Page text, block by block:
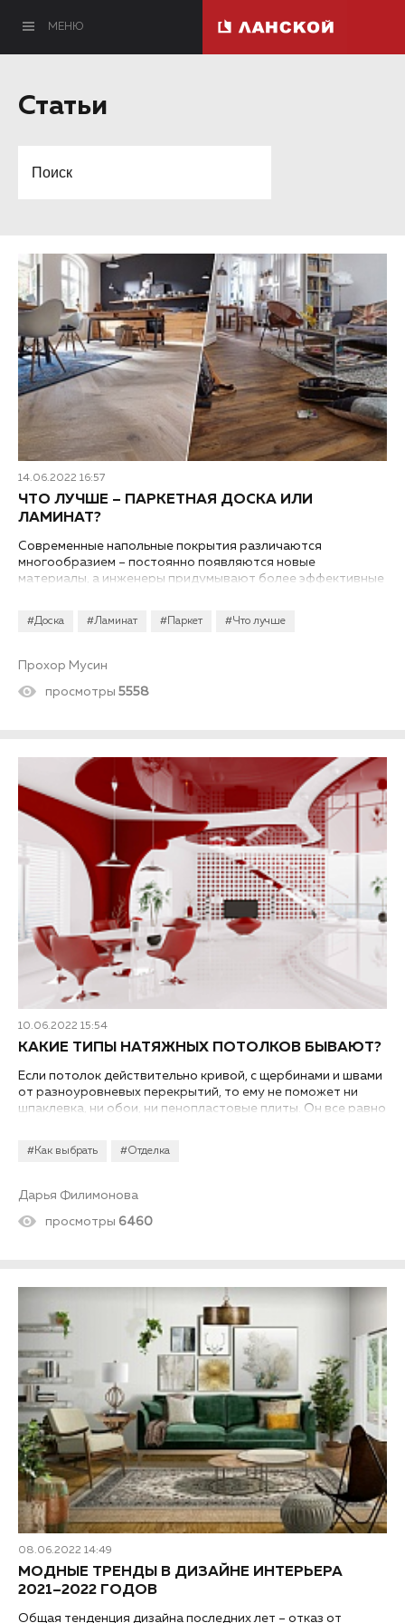
МЕНЮ
Статьи
14.06.2022 16:57
#Доска #Ламинат #Паркет #Что лучше
ЧТО ЛУЧШЕ – ПАРКЕТНАЯ ДОСКА ИЛИ
ЛАМИНАТ?
Современные напольные покрытия различаются
многообразием – постоянно появляются новые
материалы, а инженеры придумывают более эффективные
доску, а ламинат – результат работы над повышением
какие у них плюсы и минусы? Об этом поговорим в нашей
статье.
Прохор Мусин
просмотры 5558
10.06.2022 15:54
#Как выбрать #Отделка
КАКИЕ ТИПЫ НАТЯЖНЫХ ПОТОЛКОВ БЫВАЮТ?
Если потолок действительно кривой, с щербинами и швами
от разноуровневых перекрытий, то ему не поможет ни
шпаклевка, ни обои, ни пенопластовые плиты. Он все равно
могут натяжные конструкции. В отличие от подвесных они
от затопления. И прежде чем выбрать окончательно,
бывают, рассмотрим их плюсы и минусы при использовании
Дарья Филимонова
просмотры 6460
08.06.2022 14:49
МОДНЫЕ ТРЕНДЫ В ДИЗАЙНЕ ИНТЕРЬЕРА
2021–2022 ГОДОВ
Общая тенденция дизайна последних лет – отказ от